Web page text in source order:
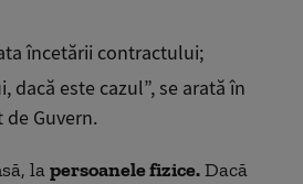
încetării contractului;
este cazul”, se arată în
Guvern.
lapersoanele fizice.Dacă